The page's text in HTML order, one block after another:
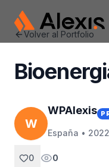
WpAlexis
Volver al Portfolio
W
WPAlexis
España • 2022
0 0